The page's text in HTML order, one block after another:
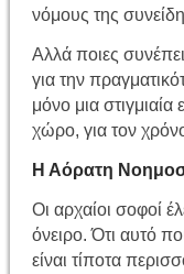
νόμους της
Αλλά ποιες
για την
μόνο μια
χώρο, για τον
Η Αόρατη
Οι αρχαίοι σοφοί
όνειρο. Ότι αυτό
είναι τίποτα